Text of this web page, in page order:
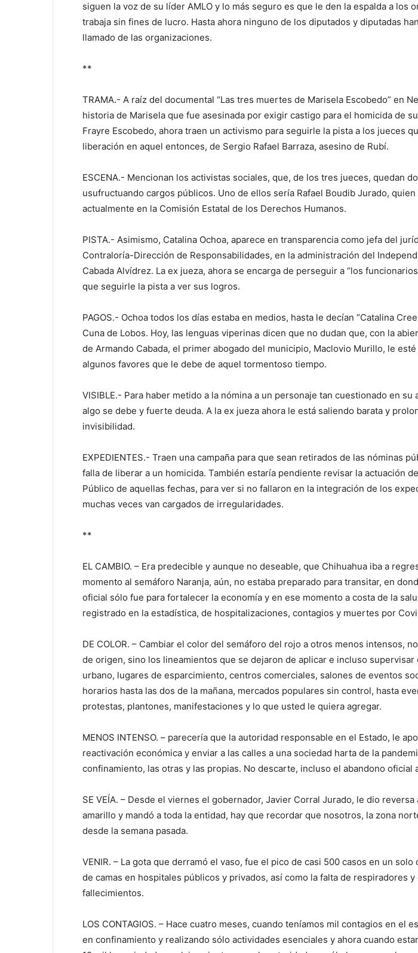
siguen la voz de su líder AMLO y lo más seguro es que le den la espalda a los
trabaja sin fines de lucro. Hasta ahora ninguno de los diputados y diputadas
llamado de las organizaciones.
**
TRAMA.- A raíz del documental “Las tres muertes de Marisela Escobedo” en
historia de Marisela que fue asesinada por exigir castigo para el homicida de
Frayre Escobedo, ahora traen un activismo para seguirle la pista a los jueces
liberación en aquel entonces, de Sergio Rafael Barraza, asesino de Rubí.
ESCENA.- Mencionan los activistas sociales, que, de los tres jueces, quedan
usufructuando cargos públicos. Uno de ellos sería Rafael Boudib Jurado, quien
actualmente en la Comisión Estatal de los Derechos Humanos.
PISTA.- Asimismo, Catalina Ochoa, aparece en transparencia como jefa del
Contraloría-Dirección de Responsabilidades, en la administración del
Cabada Alvídrez. La ex jueza, ahora se encarga de perseguir a “los
que seguirle la pista a ver sus logros.
PAGOS.- Ochoa todos los días estaba en medios, hasta le decían “Catalina
Cuna de Lobos. Hoy, las lenguas viperinas dicen que no dudan que, con la
de Armando Cabada, el primer abogado del municipio, Maclovio Murillo, le
algunos favores que le debe de aquel tormentoso tiempo.
VISIBLE.- Para haber metido a la nómina a un personaje tan cuestionado en su
algo se debe y fuerte deuda. A la ex jueza ahora le está saliendo barata y
invisibilidad.
EXPEDIENTES.- Traen una campaña para que sean retirados de las nóminas
falla de liberar a un homicida. También estaría pendiente revisar la actuación
Público de aquellas fechas, para ver si no fallaron en la integración de los
muchas veces van cargados de irregularidades.
**
EL CAMBIO. – Era predecible y aunque no deseable, que Chihuahua iba a
momento al semáforo Naranja, aún, no estaba preparado para transitar, en
oficial sólo fue para fortalecer la economía y en ese momento a costa de la
registrado en la estadística, de hospitalizaciones, contagios y muertes por
DE COLOR. – Cambiar el color del semáforo del rojo a otros menos intensos,
de origen, sino los lineamientos que se dejaron de aplicar e incluso
urbano, lugares de esparcimiento, centros comerciales, salones de eventos
horarios hasta las dos de la mañana, mercados populares sin control, hasta
protestas, plantones, manifestaciones y lo que usted le quiera agregar.
MENOS INTENSO. – parecería que la autoridad responsable en el Estado, le
reactivación económica y enviar a las calles a una sociedad harta de la
confinamiento, las otras y las propias. No descarte, incluso el abandono oficial
SE VEÍA. – Desde el viernes el gobernador, Javier Corral Jurado, le dio reversa
amarillo y mandó a toda la entidad, hay que recordar que nosotros, la zona
desde la semana pasada.
VENIR. – La gota que derramó el vaso, fue el pico de casi 500 casos en un solo
de camas en hospitales públicos y privados, así como la falta de respiradores
fallecimientos.
LOS CONTAGIOS. – Hace cuatro meses, cuando teníamos mil contagios en el
en confinamiento y realizando sólo actividades esenciales y ahora cuando